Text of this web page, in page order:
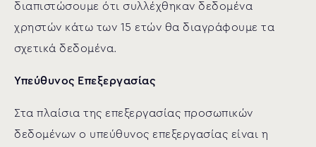
διαπιστώσουμε ότι συλλέχθηκαν δεδομένα
χρηστών κάτω των 15 ετών θα διαγράφουμε τα
σχετικά δεδομένα.
Υπεύθυνος Επεξεργασίας
Στα πλαίσια της επεξεργασίας προσωπικών
δεδομένων ο υπεύθυνος επεξεργασίας είναι η